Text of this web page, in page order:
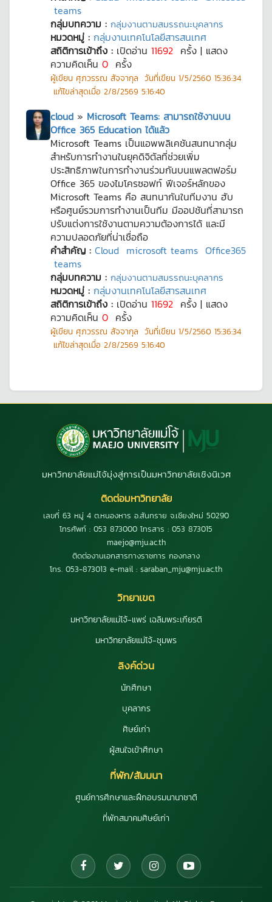
teams
กลุ่มบทความ : กลุ่มงานตามสมรรถนะบุคลากร
หมวดหมู่ : กลุ่มงานเทคโนโลยีสารสนเทศ
สถิติการเข้าถึง : เปิดอ่าน 11692 ครั้ง | แสดง
ความคิดเห็น 0 ครั้ง
ผู้เขียน ศุภวรรณ สัจจากุล วันที่เขียน 1/5/2560 15:36:34
แก้ไขล่าสุดเมื่อ 2/8/2569 5:16:40
cloud » Microsoft Teams: สามารถใช้งานบน
Office 365 Education ได้แล้ว
Microsoft Teams เป็นแอพพลิเคชันสนทนากลุ่ม
สำหรับการทำงานในยุคดิจิตัลที่ช่วยเพิ่ม
ประสิทธิภาพในการทำงานร่วมกันบนแพลตฟอร์ม
Office 365 ของไมโครซอฟท์ ฟีเจอร์หลักของ
Microsoft Teams คือ สนทนากันในทีมงาน ฮับ
หรือศูนย์รวมการทำงานเป็นทีม มีออปชันที่สามารถ
ปรับแต่งการใช้งานตามความต้องการได้ และมี
ความปลอดภัยที่น่าเชื่อถือ
คำสำคัญ : Cloud microsoft teams Office365
teams
กลุ่มบทความ : กลุ่มงานตามสมรรถนะบุคลากร
หมวดหมู่ : กลุ่มงานเทคโนโลยีสารสนเทศ
สถิติการเข้าถึง : เปิดอ่าน 11692 ครั้ง | แสดง
ความคิดเห็น 0 ครั้ง
ผู้เขียน ศุภวรรณ สัจจากุล วันที่เขียน 1/5/2560 15:36:34
แก้ไขล่าสุดเมื่อ 2/8/2569 5:16:40
มหาวิทยาลัยแม่โจ้มุ่งสู่การเป็นมหาวิทยาลัยเชิงนิเวศ
ติดต่อมหาวิทยาลัย
เลขที่ 63 หมู่ 4 ต.หนองหาร อ.สันทราย จ.เชียงใหม่ 50290
โทรศัพท์ : 053 873000 โทรสาร : 053 873015
maejo@mju.ac.th
ติดต่องานเอกสารทางราชการ กองกลาง
โทร. 053-873013 e-mail : saraban_mju@mju.ac.th
วิทยาเขต
มหาวิทยาลัยแม่โจ้-แพร่ เฉลิมพระเกียรติ
มหาวิทยาลัยแม่โจ้-ชุมพร
ลิงค์ด่วน
นักศึกษา
บุคลากร
ศิษย์เก่า
ผู้สนใจเข้าศึกษา
ที่พัก/สัมมนา
ศูนย์การศึกษาและฝึกอบรมนานาชาติ
ที่พักสมาคมศิษย์เก่า